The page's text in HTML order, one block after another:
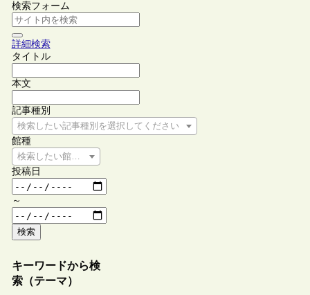
検索フォーム
詳細検索
タイトル
本文
記事種別
検索したい記事種別を選択してください
館種
検索したい館種を選択してください
投稿日
～
検索
キーワードから検
索（テーマ）